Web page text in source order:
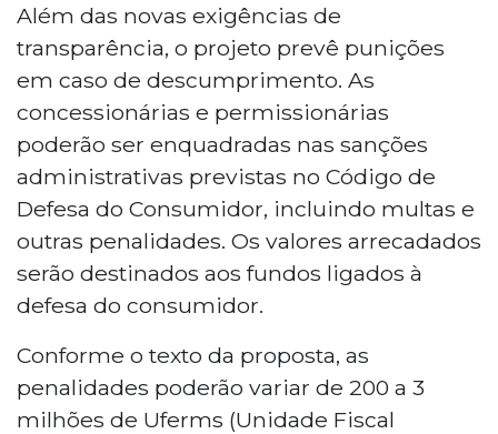
Além das novas exigências de
transparência, o projeto prevê punições
em caso de descumprimento. As
concessionárias e permissionárias
poderão ser enquadradas nas sanções
administrativas previstas no Código de
Defesa do Consumidor, incluindo multas e
outras penalidades. Os valores arrecadados
serão destinados aos fundos ligados à
defesa do consumidor.
Conforme o texto da proposta, as
penalidades poderão variar de 200 a 3
milhões de Uferms (Unidade Fiscal